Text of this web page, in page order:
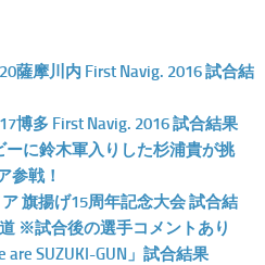
薩摩川内 First Navig. 2016 試合結
博多 First Navig. 2016 試合結果
ーに鈴木軍入りした杉浦貴が挑
参戦！
旗揚げ15周年記念大会 試合結
※試合後の選手コメントあり
SUZUKI-GUN」試合結果